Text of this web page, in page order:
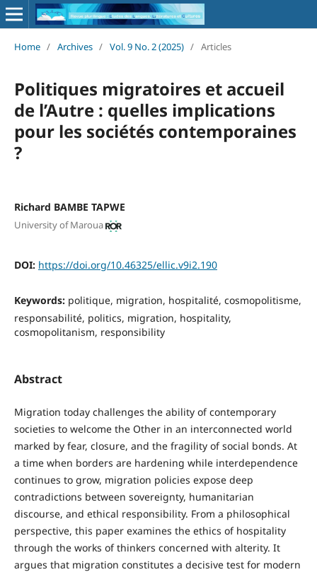
Home / Archives / Vol. 9 No. 2 (2025) / Articles
Politiques migratoires et accueil
de l’Autre : quelles implications
pour les sociétés contemporaines
?
Richard BAMBE TAPWE
University of Maroua
DOI: https://doi.org/10.46325/ellic.v9i2.190
Keywords: politique, migration, hospitalité, cosmopolitisme,
responsabilité, politics, migration, hospitality,
cosmopolitanism, responsibility
Abstract
Migration today challenges the ability of contemporary
societies to welcome the Other in an interconnected world
marked by fear, closure, and the fragility of social bonds. At
a time when borders are hardening while interdependence
continues to grow, migration policies expose deep
contradictions between sovereignty, humanitarian
discourse, and ethical responsibility. From a philosophical
perspective, this paper examines the ethics of hospitality
through the works of thinkers concerned with alterity. It
argues that migration constitutes a decisive test for modern